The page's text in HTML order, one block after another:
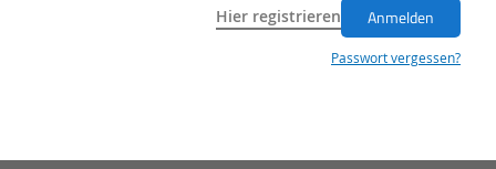
Hier registrieren Anmelden
Passwort vergessen?